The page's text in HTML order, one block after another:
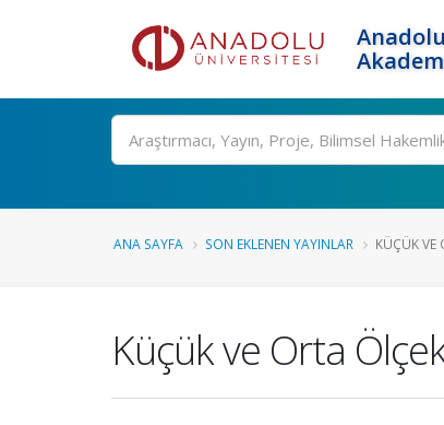
Ara
ANA SAYFA SON EKLENEN YAYINLAR KÜÇÜK VE
Küçük ve Orta